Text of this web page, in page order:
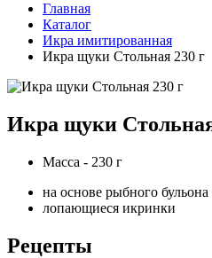
Главная
Каталог
Икра имитированная
Икра щуки Стольная 230 г
Икра щуки
Масса - 230 г
на основе рыбного бульона
лопающиеся икринки
Рецепты